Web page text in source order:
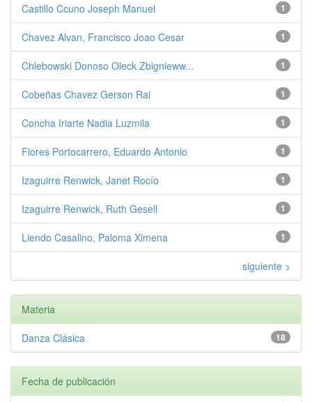
1
Castillo Ccuno Joseph Manuel
1
Chavez Alvan, Francisco Joao Cesar
1
Chlebowski Donoso Oleck Zbignieww...
1
Cobeñas Chavez Gerson Rai
1
Concha Iriarte Nadia Luzmila
1
Flores Portocarrero, Eduardo Antonio
1
Izaguirre Renwick, Janet Rocío
1
Izaguirre Renwick, Ruth Gesell
1
Liendo Casalino, Paloma Ximena
siguiente >
Materia
18
Danza Clásica
Fecha de publicación